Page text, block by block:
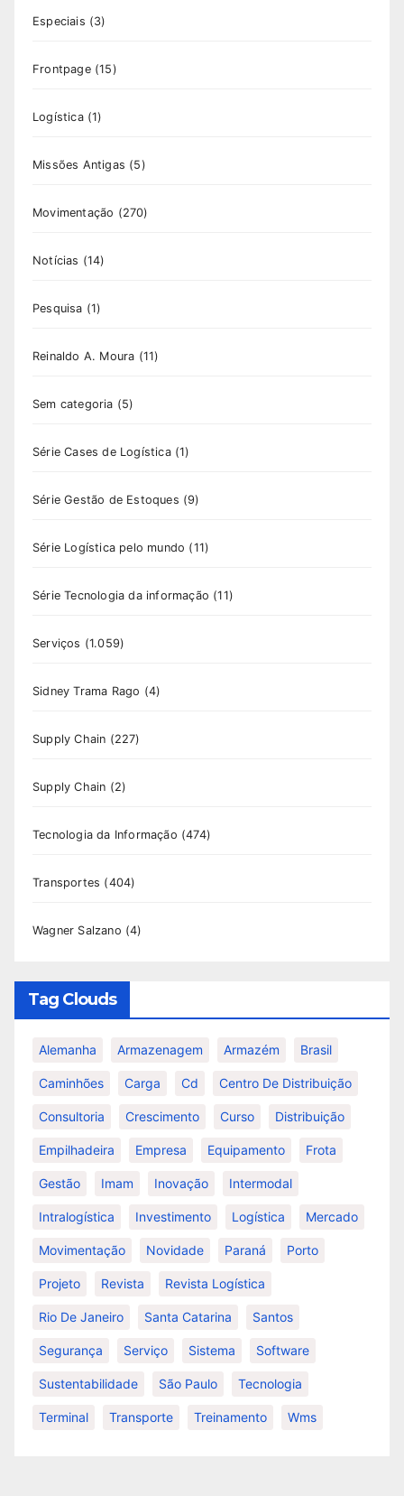
Especiais (3)
Frontpage(15)
Logística(1)
Missões Antigas (5)
Movimentação (270)
Notícias (14)
Pesquisa (1)
Reinaldo A. Moura (11)
Sem categoria (5)
Série Cases de Logística(1)
Série Gestão de Estoques (9)
Série Logística pelo mundo (11)
Série Tecnologia da informação (11)
Serviços (1.059)
Sidney Trama Rago (4)
Supply Chain (227)
Supply Chain (2)
Tecnologia da Informação (474)
Transportes (404)
Wagner Salzano (4)
Tag Clouds
Alemanha Armazenagem Armazém Brasil
Caminhões Carga Cd Centro De Distribuição
Consultoria Crescimento Curso Distribuição
Empilhadeira Empresa Equipamento Frota
Gestão Imam Inovação Intermodal
Intralogística Investimento Logística Mercado
Movimentação Novidade Paraná Porto
Projeto Revista Revista Logística
Rio De Janeiro Santa Catarina Santos
Segurança Serviço Sistema Software
Sustentabilidade São Paulo Tecnologia
Terminal Transporte Treinamento Wms